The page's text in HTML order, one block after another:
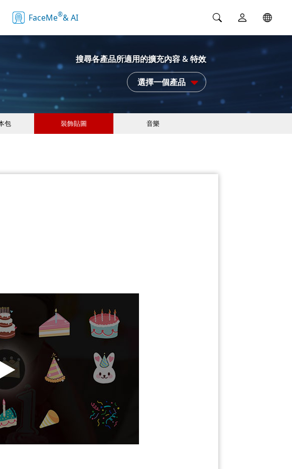
FaceMe®& AI
搜尋各產品所適用的擴充內容 & 特效
選擇一個產品
包 裝飾貼圖 音樂